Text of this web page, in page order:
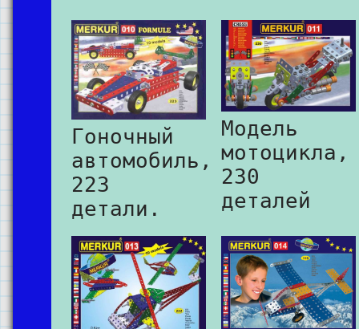
Гоночный
автомобиль,
223
детали.
Модель
мотоцикла,
230
деталей